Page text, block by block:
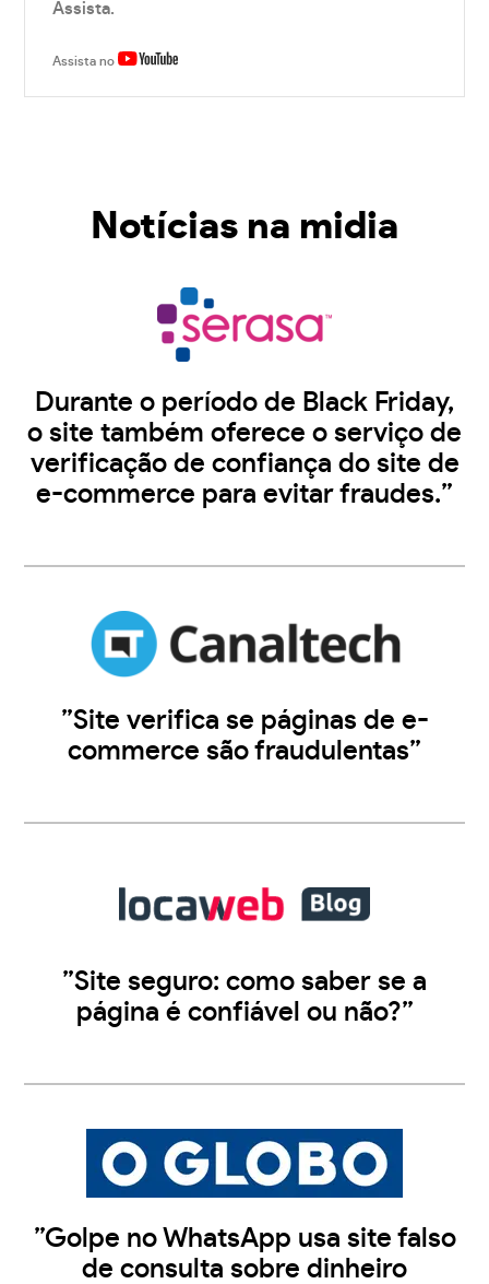
Assista.
Assista no
Notícias na midia
Durante o período de Black Friday,
o site também oferece o serviço de
verificação de confiança do site de
e-commerce para evitar fraudes.”
”Site verifica se páginas de e-
commerce são fraudulentas”
”Site seguro: como saber se a
página é confiável ou não?”
”Golpe no WhatsApp usa site falso
de consulta sobre dinheiro